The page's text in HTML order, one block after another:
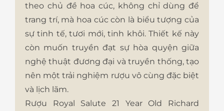
theo chủ đề hoa cúc, không chỉ dùng để
trang trí, mà hoa cúc còn là biểu tượng của
sự tinh tế, tươi mới, tinh khôi. Thiết kế này
còn muốn truyền đạt sự hòa quyện giữa
nghệ thuật đương đại và truyền thống, tạo
nên một trải nghiệm rượu vô cùng đặc biệt
và lịch lãm.
Rượu Royal Salute 21 Year Old Richard